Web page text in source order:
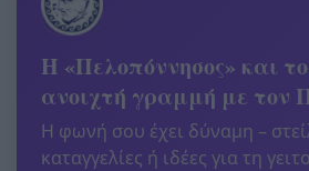
Η «Πελοπόννησος» και
ανοιχτή γραμμή με τον
Η φωνή σου έχει δύναμη –
καταγγελίες ή ιδέες για τη